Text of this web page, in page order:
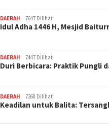
DAERAH 7647 Dilihat
Idul Adha 1446 H, Mesjid
DAERAH 7447 Dilihat
Duri Berbicara: Praktik Pungli
DAERAH 7268 Dilihat
Keadilan untuk Balita: